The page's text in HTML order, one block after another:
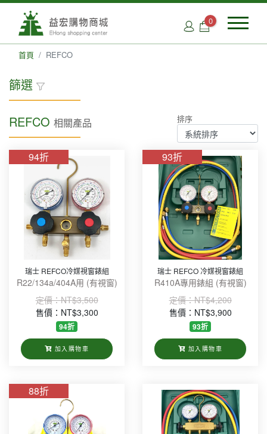
0
首頁 REFCO
篩選
品牌類別
Accutools(4)
FUCHS(8)
JB(3)
REFCO (6)
Robinair(5)
Value(18)
DAICHEM & SOLCHEM 冷媒(7)
WELCOLD(5)
REFCO 相關產品 排序
94折
瑞士 REFCO冷媒視窗錶組
R22/134a/404A用 (有視窗)
定價：NT$3,500
售價：NT$3,300
94折
加入購物車
93折
瑞士 REFCO 冷媒視窗錶組
R410A專用錶組 (有視窗)
定價：NT$4,200
售價：NT$3,900
93折
加入購物車
88折